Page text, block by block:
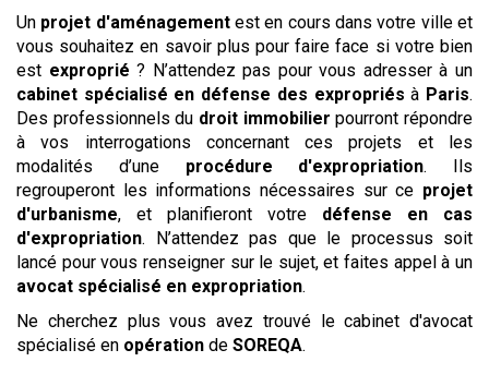
Un projet d'aménagementest en cours dans votre ville et
vous souhaitez en savoir plus pour faire face si votre bien
est exproprié ? N’attendez pas pour vous adresser à un
cabinet spécialisé en défense des expropriés à Paris.
Des professionnels du droit immobilier pourront répondre
à vos interrogations concernant ces projets et les
modalités d’une procédure d'expropriation. Ils
regrouperont les informations nécessaires sur ce projet
d'urbanisme, et planifieront votre défense en cas
d'expropriation. N’attendez pas que le processus soit
lancé pour vous renseigner sur le sujet, et faites appel à un
avocat spécialisé en expropriation.
Ne cherchez plus vous avez trouvé le cabinet d'avocat
spécialisé en opération de SOREQA.